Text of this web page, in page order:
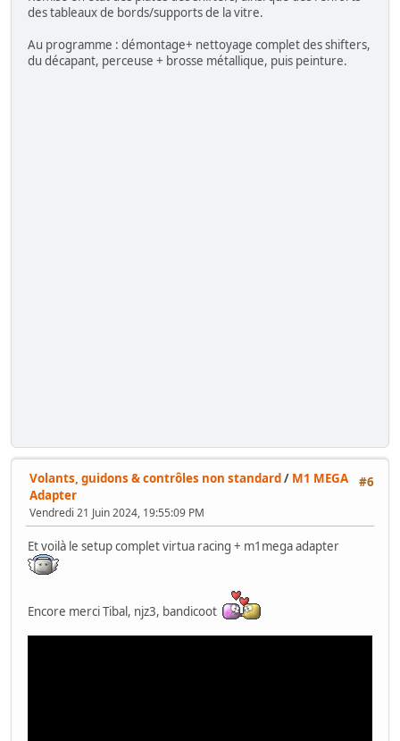
des tableaux de bords/supports de la vitre.
Au programme : démontage+ nettoyage complet des shifters,
du décapant, perceuse + brosse métallique, puis peinture.
#6
Volants, guidons & contrôles non standard/ M1 MEGA
Adapter
Vendredi 21 Juin 2024, 19:55:09 PM
Et voilà le setup complet virtua racing + m1mega adapter
Encore merci Tibal, njz3, bandicoot